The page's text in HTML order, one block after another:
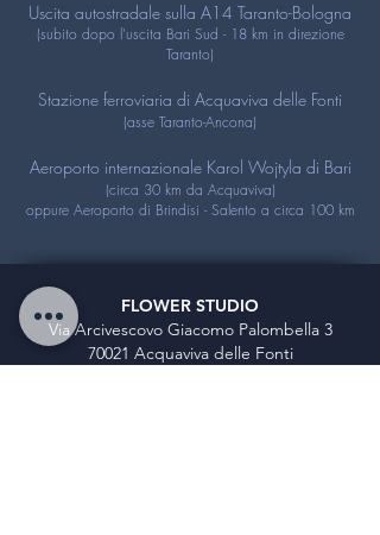
Uscita autostradale sulla A14 Taranto-Bologna
(subito dopo l'uscita Bari Sud - 18 km in direzione
Taranto)
Stazione ferroviaria di Acquaviva delle Fonti
(asse Taranto-Ancona)
Aeroporto internazionale Karol Wojtyla di Bari
(circa 30 km da Acquaviva)
oppure Aeroporto di Brindisi - Salento a circa 100 km
FLOWER STUDIO
Via Arcivescovo Giacomo Palombella 3
70021 Acquaviva delle Fonti